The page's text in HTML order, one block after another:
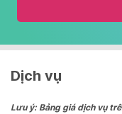
and
date.
the
Dịch vụ
Lưu ý: Bảng giá dịch vụ